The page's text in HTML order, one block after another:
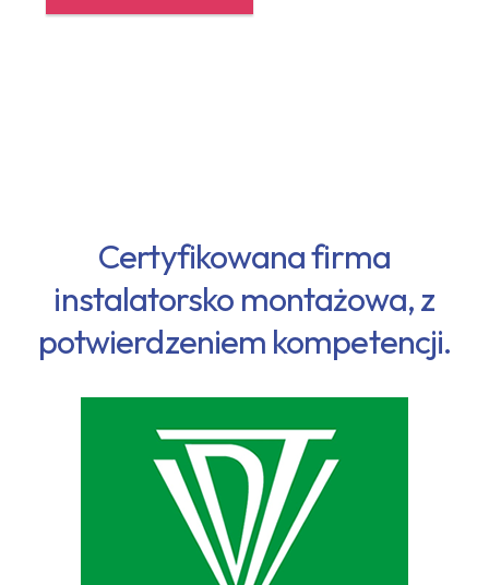
Certyfikowana firma
instalatorsko montażowa, z
potwierdzeniem kompetencji.